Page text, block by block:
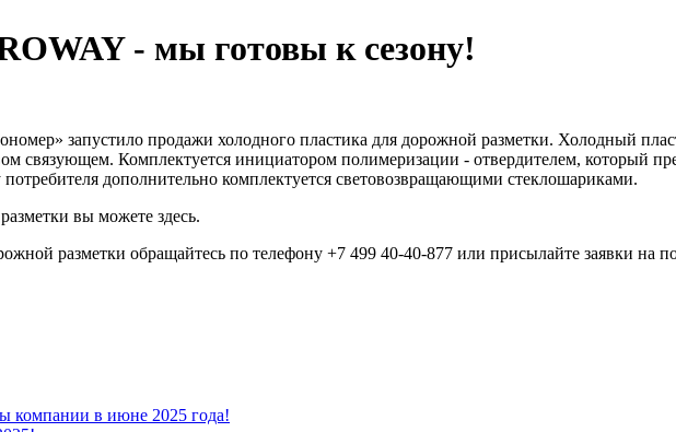
- мы готовы к сезону!
запустило продажи холодного пластика для дорожной разметки. Холодный
связующем. Комплектуется инициатором полимеризации - отвердителем, который
дополнительно комплектуется световозвращающими стеклошариками.
вы можете здесь.
разметки обращайтесь по телефону +7 499 40-40-877 или присылайте заявки на
компании в июне 2025 года!